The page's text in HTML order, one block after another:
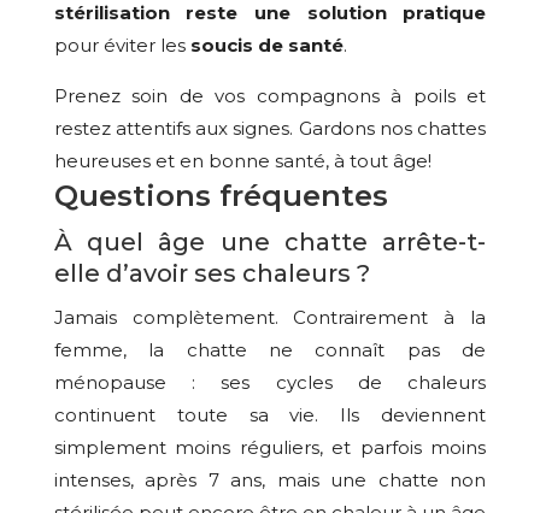
stérilisation reste une solution pratique
pour éviter les soucis de santé.
Prenez soin de vos compagnons à poils et
restez attentifs aux signes. Gardons nos chattes
heureuses et en bonne santé, à tout âge!
Questions fréquentes
À quel âge une chatte arrête-t-
elle d’avoir ses chaleurs ?
Jamais complètement. Contrairement à la
femme, la chatte ne connaît pas de
ménopause : ses cycles de chaleurs
continuent toute sa vie. Ils deviennent
simplement moins réguliers, et parfois moins
intenses, après 7 ans, mais une chatte non